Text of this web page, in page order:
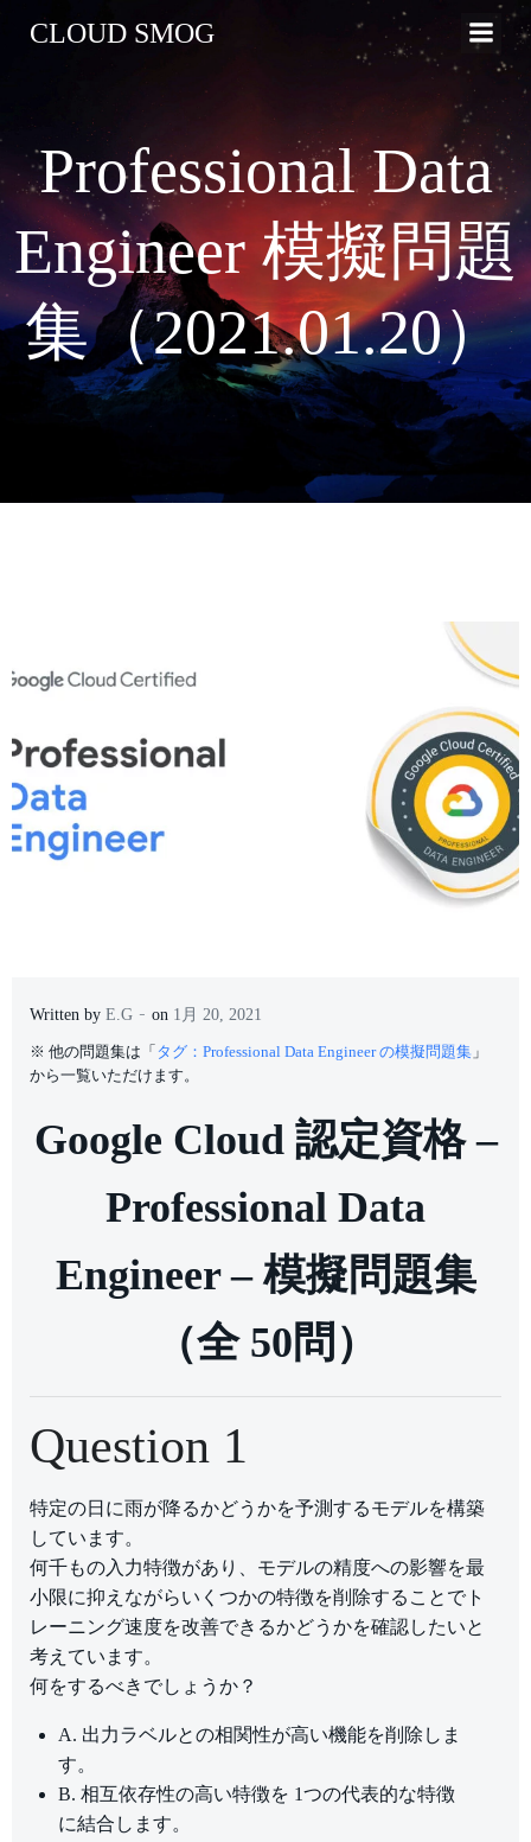
へ
ス
ッ
プ
CLOUD SMOG
Professional Data
Engineer 模擬問題
集（2021.01.20）
Written by E.G - on 1月 20, 2021
※ 他の問題集は「 タグ：Professional Data Engineer の模擬問題集 」
から一覧いただけます。
Google Cloud 認定資格 –
Professional Data
Engineer – 模擬問題集
（全 50問）
Question 1
特定の日に雨が降るかどうかを予測するモデルを構築
しています。
何千もの入力特徴があり、モデルの精度への影響を最
小限に抑えながらいくつかの特徴を削除することでト
レーニング速度を改善できるかどうかを確認したいと
考えています。
何をするべきでしょうか？
A. 出力ラベルとの相関性が高い機能を削除しま
す。
B. 相互依存性の高い特徴を 1つの代表的な特徴
に結合します。